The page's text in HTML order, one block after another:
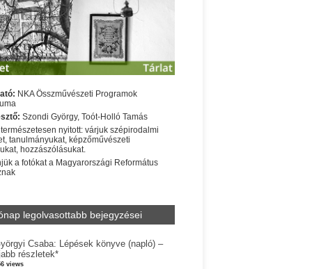
NKA Összművészeti Programok
Szondi György, Toót-Holló Tamás
nyitott: várjuk szépirodalmi
tanulmányukat, képzőművészeti
hozzászólásukat.
a fotókat a Magyarországi Református
legolvasottabb bejegyzései
Csaba: Lépések könyve (napló) –
részletek*
views